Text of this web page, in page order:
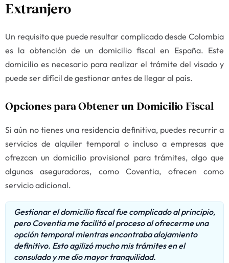
Extranjero
Un requisito que puede resultar complicado desde Colombia
es la obtención de un domicilio fiscal en España. Este
domicilio es necesario para realizar el trámite del visado y
puede ser difícil de gestionar antes de llegar al país.
Opciones para Obtener un Domicilio Fiscal
Si aún no tienes una residencia definitiva, puedes recurrir a
servicios de alquiler temporal o incluso a empresas que
ofrezcan un domicilio provisional para trámites, algo que
algunas aseguradoras, como Coventia, ofrecen como
servicio adicional.
Gestionar el domicilio fiscal fue complicado al principio,
pero Coventia me facilitó el proceso al ofrecerme una
opción temporal mientras encontraba alojamiento
definitivo. Esto agilizó mucho mis trámites en el
consulado y me dio mayor tranquilidad.